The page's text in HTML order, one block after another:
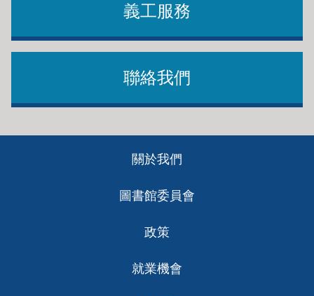
義工服務
聯絡我們
關於我們
圖書館委員會
政策
就業機會